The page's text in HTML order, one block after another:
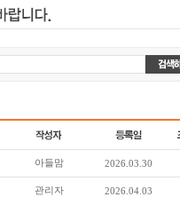
아들맘 2026.03.30
관리자 2026.04.03